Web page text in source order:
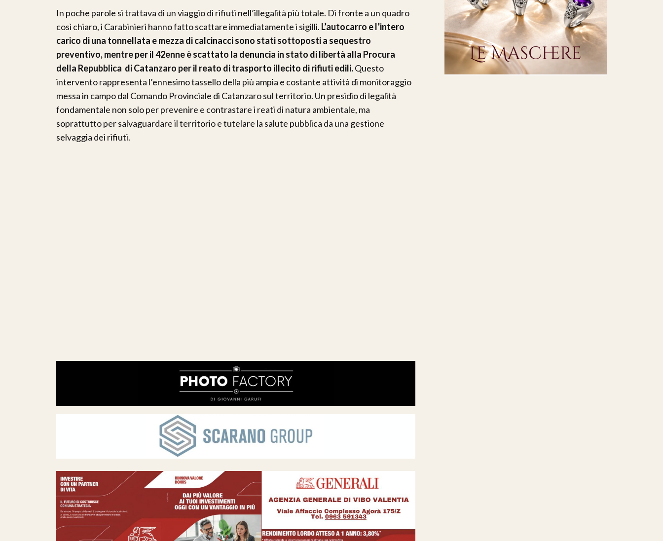
In poche parole si trattava di un viaggio di rifiuti nell’illegalità più totale. Di fronte a un quadro
così chiaro, i Carabinieri hanno fatto scattare immediatamente i sigilli. L’autocarro e l’intero
carico di una tonnellata e mezza di calcinacci sono stati sottoposti a sequestro
preventivo, mentre per il 42enne è scattato la denuncia in stato di libertà alla Procura
della Repubblica di Catanzaro per il reato di trasporto illecito di rifiuti edili.Questo
intervento rappresenta l’ennesimo tassello della più ampia e costante attività di monitoraggio
messa in campo dal Comando Provinciale di Catanzaro sul territorio. Un presidio di legalità
fondamentale non solo per prevenire e contrastare i reati di natura ambientale, ma
soprattutto per salvaguardare il territorio e tutelare la salute pubblica da una gestione
selvaggia dei rifiuti.